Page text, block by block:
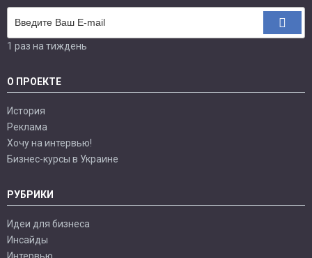
1 раз на тиждень
О ПРОЕКТЕ
История
Реклама
Хочу на интервью!
Бизнес-курсы в Украине
РУБРИКИ
Идеи для бизнеса
Инсайды